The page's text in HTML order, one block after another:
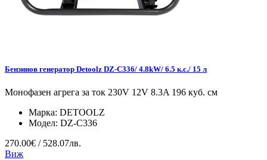
Бензинов генератор Detoolz DZ-C336/ 4.8kW/ 6.5 к.с./ 15 л
Монофазен агрега за ток 230V 12V 8.3A 196 куб. см
Марка: DETOOLZ
Модел: DZ-C336
270.00€ / 528.07лв.
Виж